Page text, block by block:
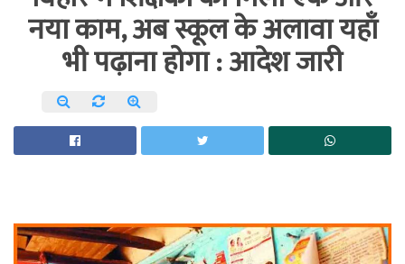
नया काम, अब स्कूल के अलावा यहाँ
भी पढ़ाना होगा : आदेश जारी